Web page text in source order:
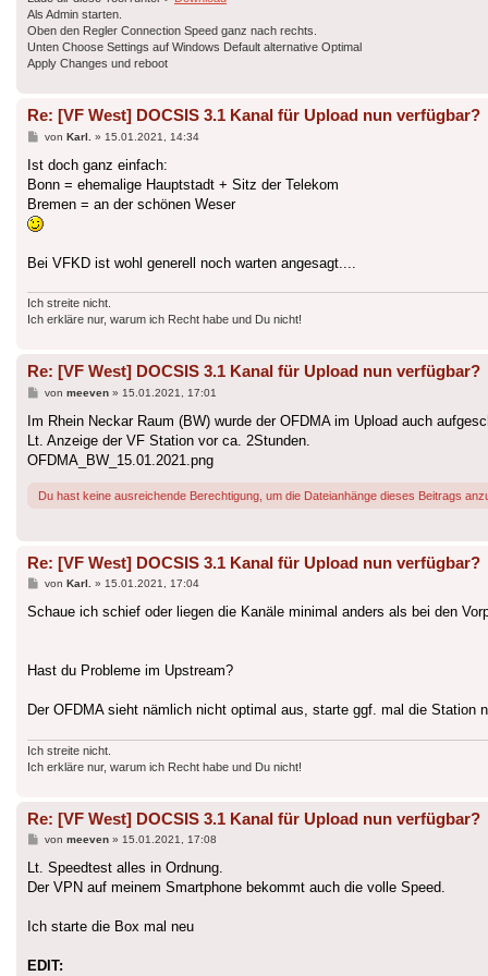
Als Admin starten.
Oben den Regler Connection Speed ganz nach rechts.
Unten Choose Settings auf Windows Default alternative Optimal
Apply Changes und reboot
Re: [VF West] DOCSIS 3.1 Kanal für Upload nun verfügbar?
Beitrag
von Karl. » 15.01.2021, 14:34
Ist doch ganz einfach:
Bonn = ehemalige Hauptstadt + Sitz der Telekom
Bremen = an der schönen Weser
Bei VFKD ist wohl generell noch warten angesagt....
Ich streite nicht.
Ich erkläre nur, warum ich Recht habe und Du nicht!
Re: [VF West] DOCSIS 3.1 Kanal für Upload nun verfügbar?
Beitrag
von meeven» 15.01.2021, 17:01
Im Rhein Neckar Raum (BW) wurde der OFDMA im Upload auch
Lt. Anzeige der VF Station vor ca. 2Stunden.
OFDMA_BW_15.01.2021.png
Du hast keine ausreichende Berechtigung, um die Dateianhänge dieses Beitrags
Re: [VF West] DOCSIS 3.1 Kanal für Upload nun verfügbar?
Beitrag
von Karl. » 15.01.2021, 17:04
Schaue ich schief oder liegen die Kanäle minimal anders als bei den
Hast du Probleme im Upstream?
Der OFDMA sieht nämlich nicht optimal aus, starte ggf. mal die Station
Ich streite nicht.
Ich erkläre nur, warum ich Recht habe und Du nicht!
Re: [VF West] DOCSIS 3.1 Kanal für Upload nun verfügbar?
Beitrag
von meeven» 15.01.2021, 17:08
Lt. Speedtest alles in Ordnung.
Der VPN auf meinem Smartphone bekommt auch die volle Speed.
Ich starte die Box mal neu
EDIT: